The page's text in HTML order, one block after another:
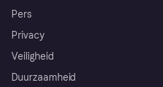
Pers
Privacy
Veiligheid
Duurzaamheid